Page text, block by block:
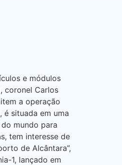
e módulos
coronel Carlos
a operação
situada em uma
mundo para
tem interesse de
de Alcântara”,
1, lançado em